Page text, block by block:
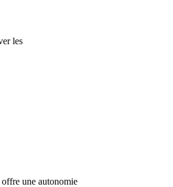
les
une autonomie